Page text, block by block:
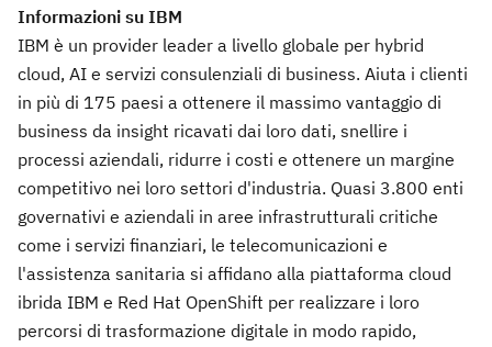
Informazioni su IBM
IBM è un provider leader a livello globale per hybrid
cloud, AI e servizi consulenziali di business. Aiuta i clienti
in più di 175 paesi a ottenere il massimo vantaggio di
business da insight ricavati dai loro dati, snellire i
processi aziendali, ridurre i costi e ottenere un margine
competitivo nei loro settori d'industria. Quasi 3.800 enti
governativi e aziendali in aree infrastrutturali critiche
come i servizi finanziari, le telecomunicazioni e
l'assistenza sanitaria si affidano alla piattaforma cloud
ibrida IBM e Red Hat OpenShift per realizzare i loro
percorsi di trasformazione digitale in modo rapido,